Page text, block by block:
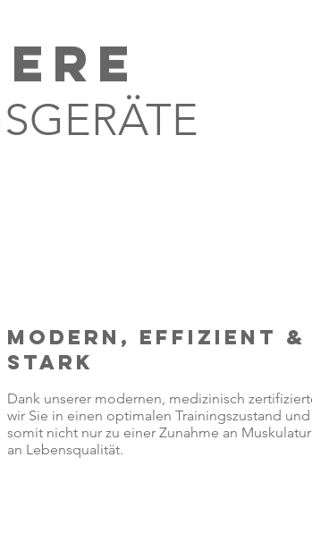
MODERN, EFFIZIENT &
STARK
Dank unserer modernen, medizinisch
wir Sie in einen optimalen Trainingszustand
somit nicht nur zu einer Zunahme an
an Lebensqualität.